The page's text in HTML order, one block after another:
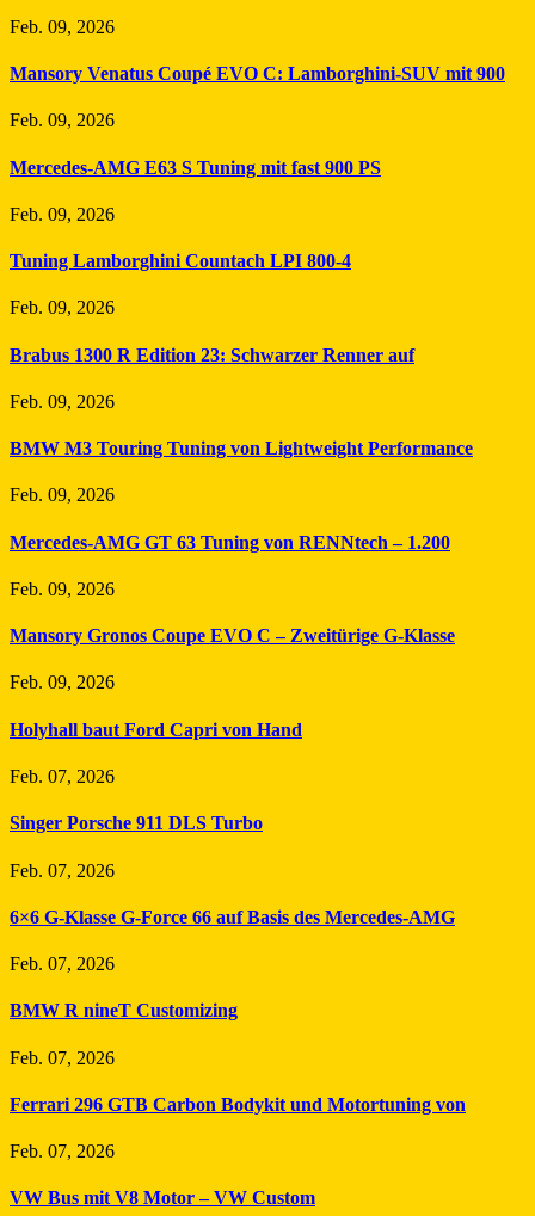
Feb. 09, 2026
Mansory Venatus Coupé EVO C: Lamborghini-SUV mit 900
Feb. 09, 2026
Mercedes-AMG E63 S Tuning mit fast 900 PS
Feb. 09, 2026
Tuning Lamborghini Countach LPI 800-4
Feb. 09, 2026
Brabus 1300 R Edition 23: Schwarzer Renner auf
Feb. 09, 2026
BMW M3 Touring Tuning von Lightweight Performance
Feb. 09, 2026
Mercedes-AMG GT 63 Tuning von RENNtech – 1.200
Feb. 09, 2026
Mansory Gronos Coupe EVO C – Zweitürige G-Klasse
Feb. 09, 2026
Holyhall baut Ford Capri von Hand
Feb. 07, 2026
Singer Porsche 911 DLS Turbo
Feb. 07, 2026
6×6 G-Klasse G-Force 66 auf Basis des Mercedes-AMG
Feb. 07, 2026
BMW R nineT Customizing
Feb. 07, 2026
Ferrari 296 GTB Carbon Bodykit und Motortuning von
Feb. 07, 2026
VW Bus mit V8 Motor – VW Custom